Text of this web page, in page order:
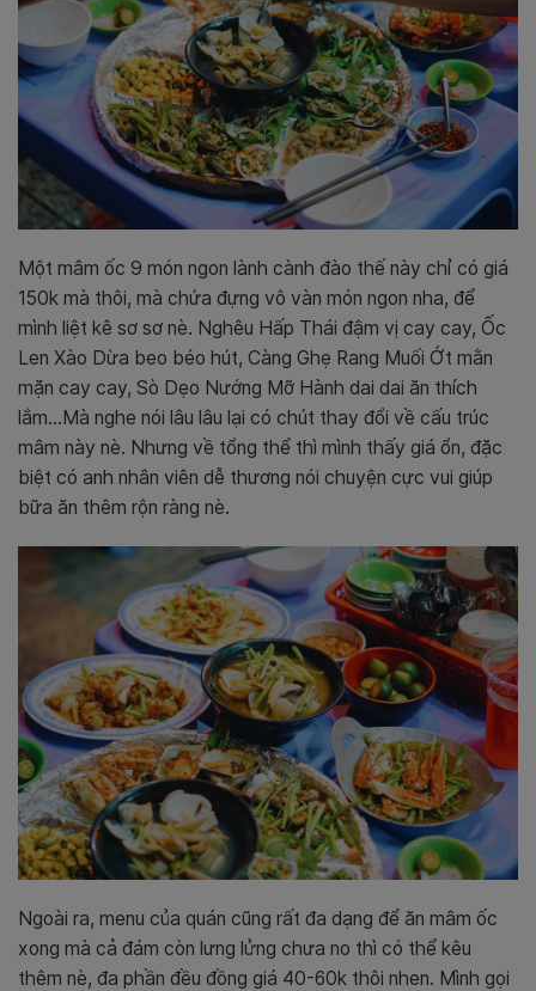
Một mâm ốc 9 món ngon lành cành đào thế này chỉ có giá
150k mà thôi, mà chứa đựng vô vàn món ngon nha, để
mình liệt kê sơ sơ nè. Nghêu Hấp Thái đậm vị cay cay, Ốc
Len Xào Dừa beo béo hút, Càng Ghẹ Rang Muối Ớt mằn
mặn cay cay, Sò Dẹo Nướng Mỡ Hành dai dai ăn thích
lắm…Mà nghe nói lâu lâu lại có chút thay đổi về cấu trúc
mâm này nè. Nhưng về tổng thể thì mình thấy giá ổn, đặc
biệt có anh nhân viên dễ thương nói chuyện cực vui giúp
bữa ăn thêm rộn ràng nè.
Ngoài ra, menu của quán cũng rất đa dạng để ăn mâm ốc
xong mà cả đám còn lưng lửng chưa no thì có thể kêu
thêm nè, đa phần đều đồng giá 40-60k thôi nhen. Mình gọi